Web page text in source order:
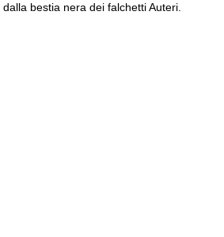
bestia nera dei falchetti Auteri.